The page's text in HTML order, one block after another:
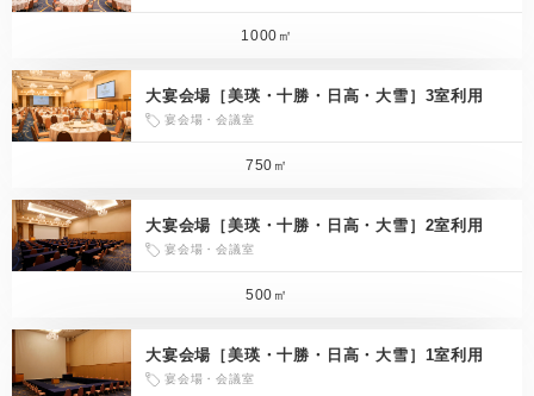
1000㎡
大宴会場［美瑛・十勝・日高・大雪］3室利用
宴会場・会議室
750㎡
大宴会場［美瑛・十勝・日高・大雪］2室利用
宴会場・会議室
500㎡
大宴会場［美瑛・十勝・日高・大雪］1室利用
宴会場・会議室